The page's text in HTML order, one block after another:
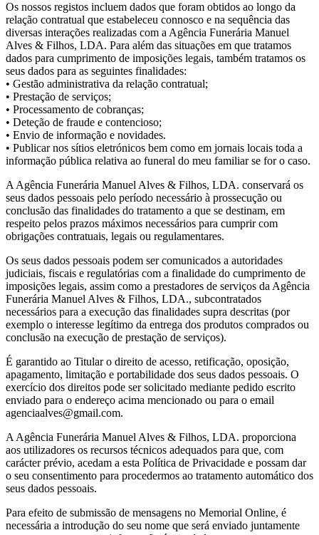
Os nossos registos incluem dados que foram obtidos ao longo da
relação contratual que estabeleceu connosco e na sequência das
diversas interações realizadas com a Agência Funerária Manuel
Alves & Filhos, LDA. Para além das situações em que tratamos
dados para cumprimento de imposições legais, também tratamos os
seus dados para as seguintes finalidades:
• Gestão administrativa da relação contratual;
• Prestação de serviços;
• Processamento de cobranças;
• Deteção de fraude e contencioso;
• Envio de informação e novidades.
• Publicar nos sítios eletrónicos bem como em jornais locais toda a
informação pública relativa ao funeral do meu familiar se for o caso.
A Agência Funerária Manuel Alves & Filhos, LDA. conservará os
seus dados pessoais pelo período necessário à prossecução ou
conclusão das finalidades do tratamento a que se destinam, em
respeito pelos prazos máximos necessários para cumprir com
obrigações contratuais, legais ou regulamentares.
Os seus dados pessoais podem ser comunicados a autoridades
judiciais, fiscais e regulatórias com a finalidade do cumprimento de
imposições legais, assim como a prestadores de serviços da Agência
Funerária Manuel Alves & Filhos, LDA., subcontratados
necessários para a execução das finalidades supra descritas (por
exemplo o interesse legítimo da entrega dos produtos comprados ou
conclusão na execução de prestação de serviços).
É garantido ao Titular o direito de acesso, retificação, oposição,
apagamento, limitação e portabilidade dos seus dados pessoais. O
exercício dos direitos pode ser solicitado mediante pedido escrito
enviado para o endereço acima mencionado ou para o email
agenciaalves@gmail.com.
A Agência Funerária Manuel Alves & Filhos, LDA. proporciona
aos utilizadores os recursos técnicos adequados para que, com
carácter prévio, acedam a esta Política de Privacidade e possam dar
o seu consentimento para procedermos ao tratamento automático dos
seus dados pessoais.
Para efeito de submissão de mensagens no Memorial Online, é
necessária a introdução do seu nome que será enviado juntamente